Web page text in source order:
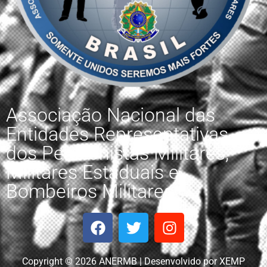
Associação Nacional das
Entidades Representativas
dos Pensionistas Militares,
Militares Estaduais e
Bombeiros Militares.
Copyright © 2026 ANERMB | Desenvolvido por XEMP